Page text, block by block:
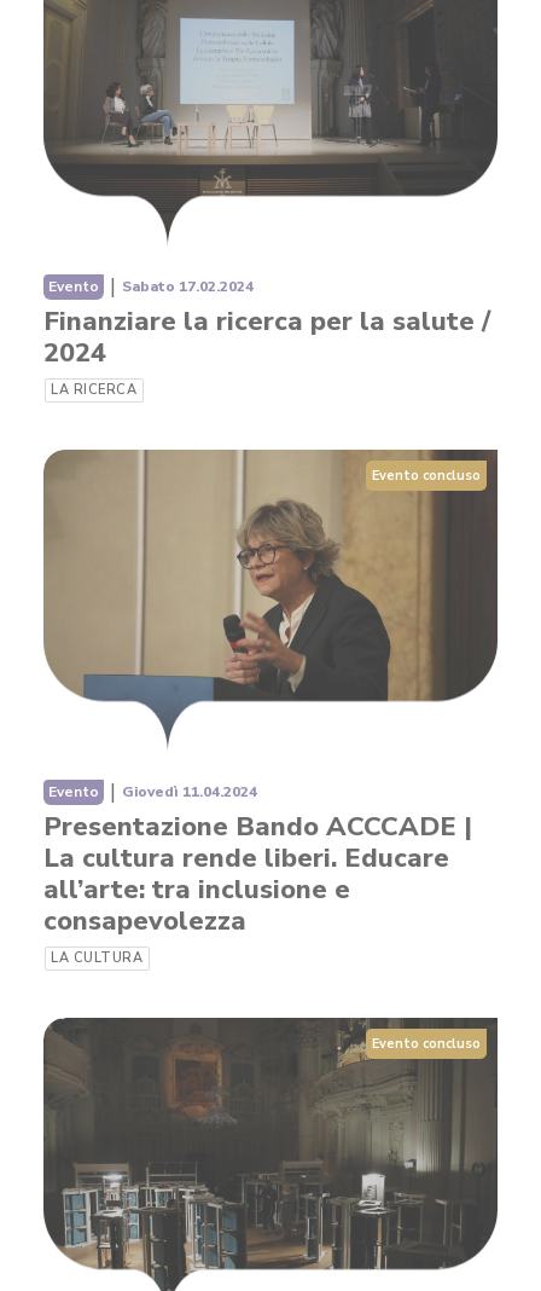
Evento | Sabato 17.02.2024
Finanziare la ricerca per la salute /
2024
LA RICERCA
Evento concluso
Evento | Giovedì 11.04.2024
Presentazione Bando ACCCADE |
La cultura rende liberi. Educare
all’arte: tra inclusione e
consapevolezza
LA CULTURA
Evento concluso